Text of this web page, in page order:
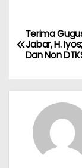
e
b
o
o
k
ts
A
p
p
N
a
Terima
Jabar, H.
Dan Non